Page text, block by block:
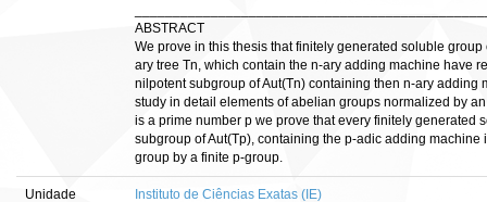
ABSTRACT
We prove in this thesis that finitely generated soluble
ary tree Tn, which contain the n-ary adding machine have
nilpotent subgroup of Aut(Tn) containing then n-ary adding
study in detail elements of abelian groups normalized by
is a prime number p we prove that every finitely generated
subgroup of Aut(Tp), containing the p-adic adding
group by a finite p-group.
Unidade
Instituto de Ciências Exatas (IE)